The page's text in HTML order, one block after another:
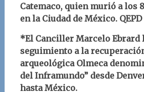
Catemaco, quien murió a los
en la Ciudad de México. QEPD
*El Canciller Marcelo Ebrard
seguimiento a la
arqueológica Olmeca
del Inframundo” desde
hasta México.